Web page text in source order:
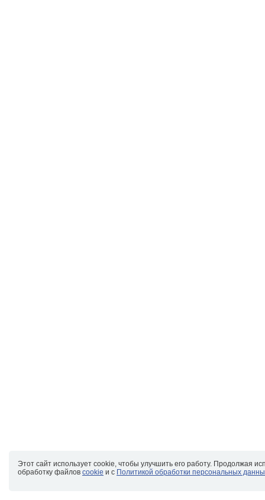
Этот сайт использует cookie, чтобы улучшить его работу. Продолжая
обработку файлов cookie и с Политикой обработки персональных